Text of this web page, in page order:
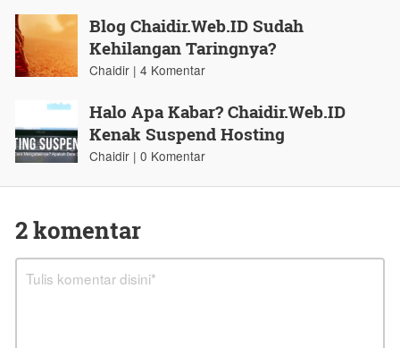
Blog Chaidir.Web.ID Sudah
Kehilangan Taringnya?
Chaidir | 4 Komentar
Halo Apa Kabar? Chaidir.Web.ID
Kenak Suspend Hosting
Chaidir | 0 Komentar
2 komentar